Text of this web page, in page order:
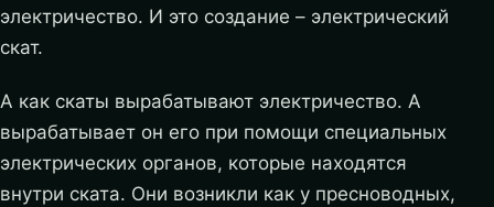
электричество. И это создание – электрический
скат.
А как скаты вырабатывают электричество. А
вырабатывает он его при помощи специальных
электрических органов, которые находятся
внутри ската. Они возникли как у пресноводных,